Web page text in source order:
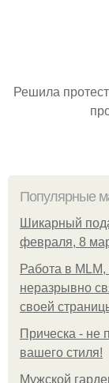
Решила
Популярные
Шикарный
февраля, 8
Работа в
неразрывно
своей
Прическа - не
вашего стиля!
Мужской